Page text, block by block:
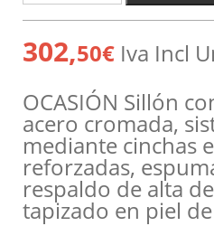
302,50€ Iva Incl
OCASIÓN Sillón
acero cromada,
mediante cinchas
reforzadas,
respaldo de alta
tapizado en piel